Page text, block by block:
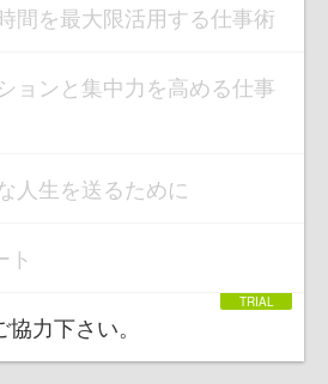
間を最大限活用する仕事術
ョンと集中力を高める仕事
人生を送るために
ト
力下さい。